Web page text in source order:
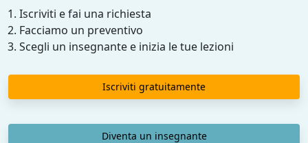
Iscriviti e fai una richiesta
Facciamo un preventivo
Scegli un insegnante e inizia le tue lezioni
Iscriviti gratuitamente
Diventa un insegnante